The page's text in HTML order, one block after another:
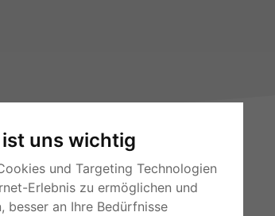
uns wichtig
und Targeting Technologien
Erlebnis zu ermöglichen und
besser an Ihre Bedürfnisse